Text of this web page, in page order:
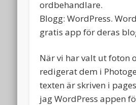
ordbehandlare.
Blogg: WordPress.
gratis app för deras
När vi har valt ut foton
redigerat dem i
texten är skriven i
jag WordPress appen